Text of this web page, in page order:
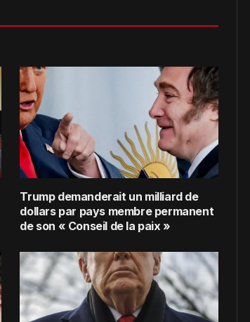
Trump demanderait un milliard de
dollars par pays membre permanent
de son « Conseil de la paix »